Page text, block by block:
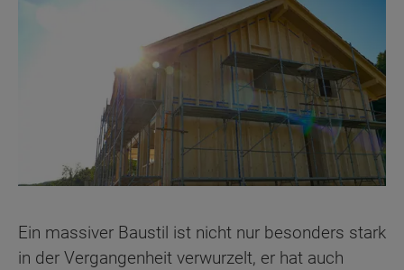
Ein massiver Baustil ist nicht nur besonders stark
in der Vergangenheit verwurzelt, er hat auch